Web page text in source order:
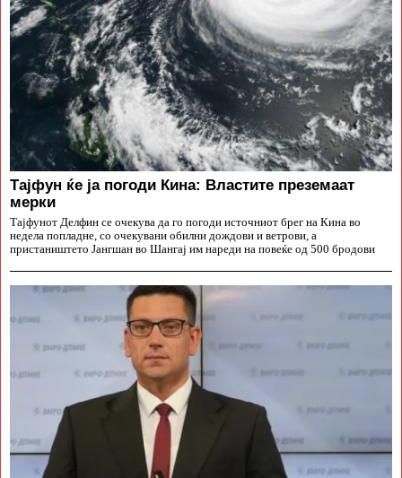
Тајфун ќе ја погоди Кина: Властите преземаат
мерки
Тајфунот Делфин се очекува да го погоди источниот брег на Кина во
недела попладне, со очекувани обилни дождови и ветрови, а
пристаништето Јангшан во Шангај им нареди на повеќе од 500 бродови